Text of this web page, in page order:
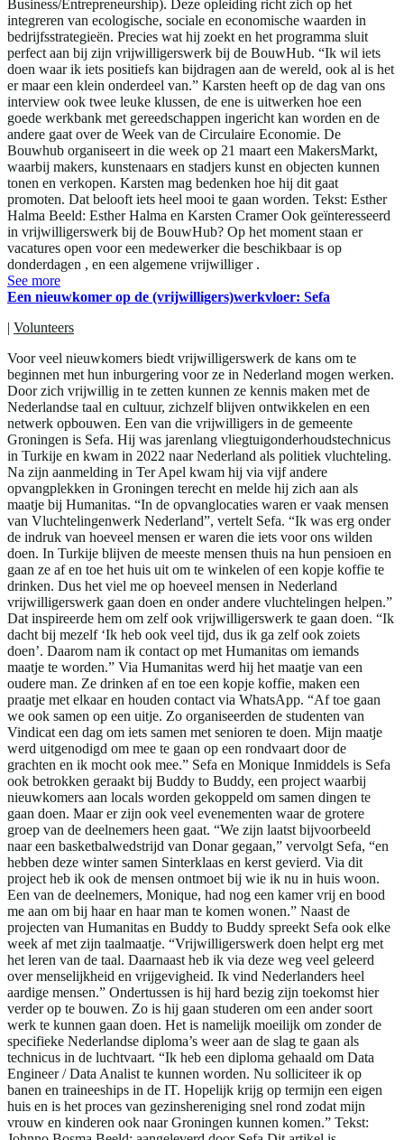
Business/Entrepreneurship). Deze opleiding richt zich op het
integreren van ecologische, sociale en economische waarden in
bedrijfsstrategieën. Precies wat hij zoekt en het programma sluit
perfect aan bij zijn vrijwilligerswerk bij de BouwHub. “Ik wil iets
doen waar ik iets positiefs kan bijdragen aan de wereld, ook al is het
er maar een klein onderdeel van.” Karsten heeft op de dag van ons
interview ook twee leuke klussen, de ene is uitwerken hoe een
goede werkbank met gereedschappen ingericht kan worden en de
andere gaat over de Week van de Circulaire Economie. De
Bouwhub organiseert in die week op 21 maart een MakersMarkt,
waarbij makers, kunstenaars en stadjers kunst en objecten kunnen
tonen en verkopen. Karsten mag bedenken hoe hij dit gaat
promoten. Dat belooft iets heel mooi te gaan worden. Tekst: Esther
Halma Beeld: Esther Halma en Karsten Cramer Ook geïnteresseerd
in vrijwilligerswerk bij de BouwHub? Op het moment staan er
vacatures open voor een medewerker die beschikbaar is op
donderdagen , en een algemene vrijwilliger .
See more
Een nieuwkomer op de (vrijwilligers)werkvloer: Sefa
| Volunteers
Voor veel nieuwkomers biedt vrijwilligerswerk de kans om te
beginnen met hun inburgering voor ze in Nederland mogen werken.
Door zich vrijwillig in te zetten kunnen ze kennis maken met de
Nederlandse taal en cultuur, zichzelf blijven ontwikkelen en een
netwerk opbouwen. Een van die vrijwilligers in de gemeente
Groningen is Sefa. Hij was jarenlang vliegtuigonderhoudstechnicus
in Turkije en kwam in 2022 naar Nederland als politiek vluchteling.
Na zijn aanmelding in Ter Apel kwam hij via vijf andere
opvangplekken in Groningen terecht en melde hij zich aan als
maatje bij Humanitas. “In de opvanglocaties waren er vaak mensen
van Vluchtelingenwerk Nederland”, vertelt Sefa. “Ik was erg onder
de indruk van hoeveel mensen er waren die iets voor ons wilden
doen. In Turkije blijven de meeste mensen thuis na hun pensioen en
gaan ze af en toe het huis uit om te winkelen of een kopje koffie te
drinken. Dus het viel me op hoeveel mensen in Nederland
vrijwilligerswerk gaan doen en onder andere vluchtelingen helpen.”
Dat inspireerde hem om zelf ook vrijwilligerswerk te gaan doen. “Ik
dacht bij mezelf ‘Ik heb ook veel tijd, dus ik ga zelf ook zoiets
doen’. Daarom nam ik contact op met Humanitas om iemands
maatje te worden.” Via Humanitas werd hij het maatje van een
oudere man. Ze drinken af en toe een kopje koffie, maken een
praatje met elkaar en houden contact via WhatsApp. “Af toe gaan
we ook samen op een uitje. Zo organiseerden de studenten van
Vindicat een dag om iets samen met senioren te doen. Mijn maatje
werd uitgenodigd om mee te gaan op een rondvaart door de
grachten en ik mocht ook mee.” Sefa en Monique Inmiddels is Sefa
ook betrokken geraakt bij Buddy to Buddy, een project waarbij
nieuwkomers aan locals worden gekoppeld om samen dingen te
gaan doen. Maar er zijn ook veel evenementen waar de grotere
groep van de deelnemers heen gaat. “We zijn laatst bijvoorbeeld
naar een basketbalwedstrijd van Donar gegaan,” vervolgt Sefa, “en
hebben deze winter samen Sinterklaas en kerst gevierd. Via dit
project heb ik ook de mensen ontmoet bij wie ik nu in huis woon.
Een van de deelnemers, Monique, had nog een kamer vrij en bood
me aan om bij haar en haar man te komen wonen.” Naast de
projecten van Humanitas en Buddy to Buddy spreekt Sefa ook elke
week af met zijn taalmaatje. “Vrijwilligerswerk doen helpt erg met
het leren van de taal. Daarnaast heb ik via deze weg veel geleerd
over menselijkheid en vrijgevigheid. Ik vind Nederlanders heel
aardige mensen.” Ondertussen is hij hard bezig zijn toekomst hier
verder op te bouwen. Zo is hij gaan studeren om een ander soort
werk te kunnen gaan doen. Het is namelijk moeilijk om zonder de
specifieke Nederlandse diploma’s weer aan de slag te gaan als
technicus in de luchtvaart. “Ik heb een diploma gehaald om Data
Engineer / Data Analist te kunnen worden. Nu solliciteer ik op
banen en traineeships in de IT. Hopelijk krijg op termijn een eigen
huis en is het proces van gezinshereniging snel rond zodat mijn
vrouw en kinderen ook naar Groningen kunnen komen.” Tekst: